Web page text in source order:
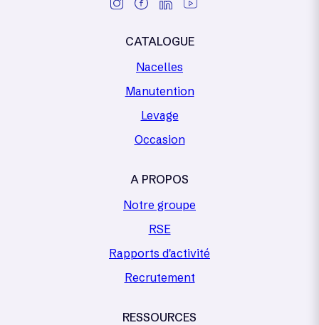
CATALOGUE
Nacelles
Manutention
Levage
Occasion
A PROPOS
Notre groupe
RSE
Rapports d'activité
Recrutement
RESSOURCES